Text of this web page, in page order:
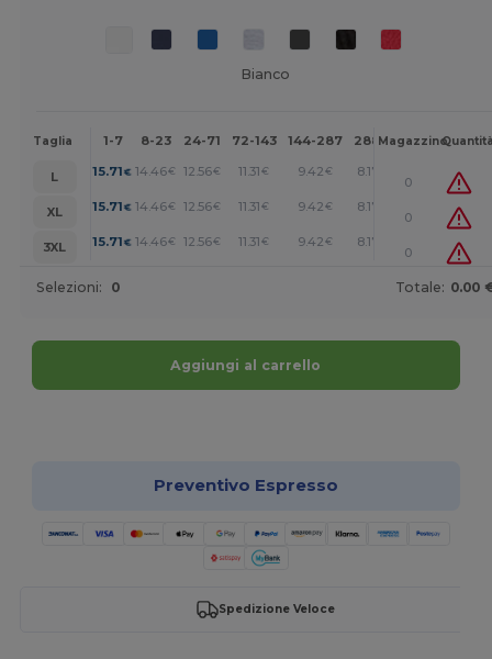
Bianco
Taglia 1-7 8-23 24-71 72-143 144-287 288 + Altri
Magazzino
L 15.71 € 14.46€ 12.56€ 11.31 € 9.42€ 8.17 +
0
XL
15.71 € 14.46€ 12.56€ 11.31 € 9.42€ 8.17 +
0
3XL
15.71 € 14.46€ 12.56€ 11.31 € 9.42€ 8.17 +
0
Selezioni: 0 Totale: 0.00
Aggiungi al carrello
Preventivo Espresso
Spedizione Veloce